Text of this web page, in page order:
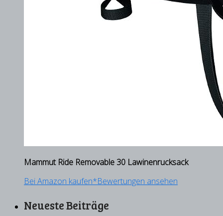
Mammut Ride Removable 30 Lawinenrucksack
Bei Amazon kaufen*Bewertungen ansehen
Neueste Beiträge